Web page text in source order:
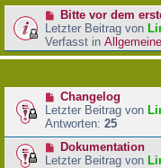
Bitte vor dem
Letzter Beitrag von
Verfasst in
Changelog
Letzter Beitrag von
Antworten: 25
Dokumentation
Letzter Beitrag von